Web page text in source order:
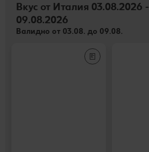
Вкус от Италия 03.08.2026 -
09.08.2026
Валидно от 03.08. до 09.08.